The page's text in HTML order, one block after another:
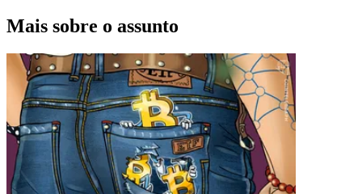
Mais sobre o assunto